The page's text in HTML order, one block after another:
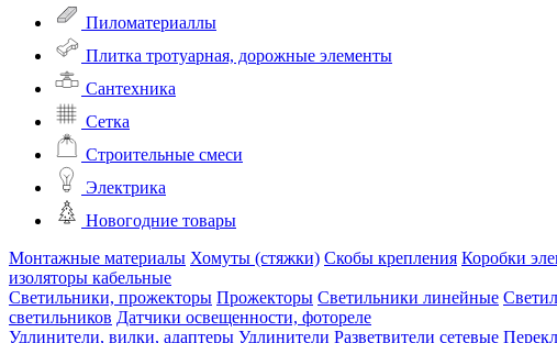
Пиломатериаллы
Плитка тротуарная, дорожные элементы
Сантехника
Сетка
Строительные смеси
Электрика
Новогодние товары
Монтажные материалы Хомуты (стяжки) Скобы крепления Коробки
изоляторы кабельные
Светильники, прожекторы Прожекторы Светильники линейные
светильников Датчики освещенности, фотореле
Удлинители, вилки, адаптеры Удлинители Разветвители сетевые